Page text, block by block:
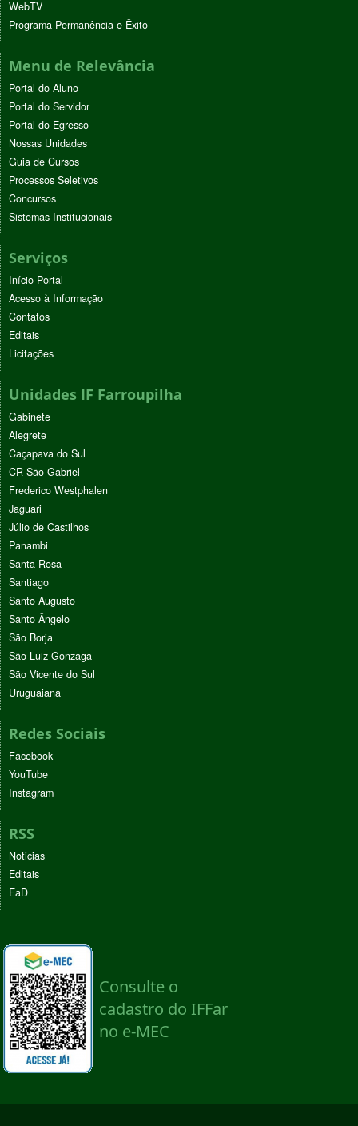
WebTV
Programa Permanência e Êxito
Menu de Relevância
Portal do Aluno
Portal do Servidor
Portal do Egresso
Nossas Unidades
Guia de Cursos
Processos Seletivos
Concursos
Sistemas Institucionais
Serviços
Início Portal
Acesso à Informação
Contatos
Editais
Licitações
Unidades IF Farroupilha
Gabinete
Alegrete
Caçapava do Sul
CR São Gabriel
Frederico Westphalen
Jaguari
Júlio de Castilhos
Panambi
Santa Rosa
Santiago
Santo Augusto
Santo Ângelo
São Borja
São Luiz Gonzaga
São Vicente do Sul
Uruguaiana
Redes Sociais
Facebook
YouTube
Instagram
RSS
Noticias
Editais
EaD